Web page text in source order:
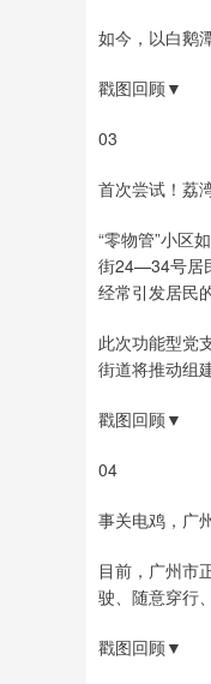
如今，以白鹅
戳图回顾▼
03
首次尝试！荔
“零物管”小区
街24—34号居
经常引发居民
此次功能型党
街道将推动组
戳图回顾▼
04
事关电鸡，广
目前，广州市
驶、随意穿行
戳图回顾▼